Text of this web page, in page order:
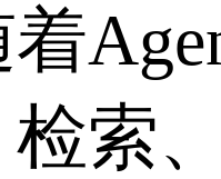
检索